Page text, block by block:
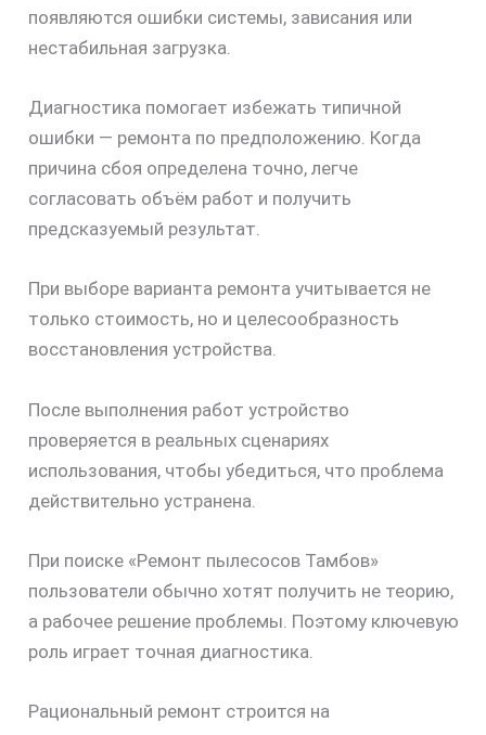
появляются ошибки системы, зависания или
нестабильная загрузка.
Диагностика помогает избежать типичной
ошибки — ремонта по предположению. Когда
причина сбоя определена точно, легче
согласовать объём работ и получить
предсказуемый результат.
При выборе варианта ремонта учитывается не
только стоимость, но и целесообразность
восстановления устройства.
После выполнения работ устройство
проверяется в реальных сценариях
использования, чтобы убедиться, что проблема
действительно устранена.
При поиске «Ремонт пылесосов Тамбов»
пользователи обычно хотят получить не теорию,
а рабочее решение проблемы. Поэтому ключевую
роль играет точная диагностика.
Рациональный ремонт строится на
30%